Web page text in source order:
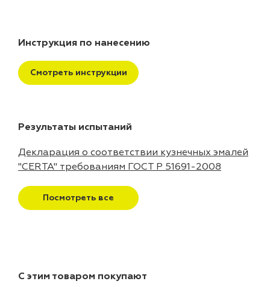
Инструкция по нанесению
Смотреть инструкции
Результаты испытаний
Декларация о соответствии кузнечных эмалей
"CERTA" требованиям ГОСТ Р 51691-2008
Посмотреть все
С этим товаром покупают